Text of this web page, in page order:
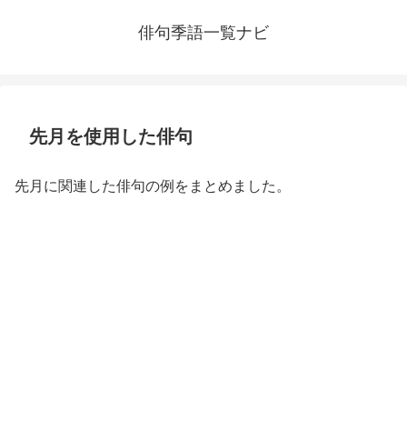
俳句季語一覧ナビ
先月を使用した俳句
先月に関連した俳句の例をまとめました。